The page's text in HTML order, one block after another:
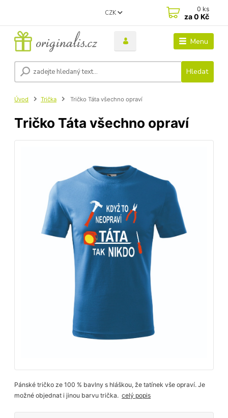
Menu
CZK
Hledat
0 ks
za0 Kč
Úvod Trička Tričko Táta všechno opraví
Tričko Táta všechno opraví
Pánské tričko ze 100 % bavlny s hláškou, že tatínek vše opraví. Je
možné objednat i jinou barvu trička.celý popis